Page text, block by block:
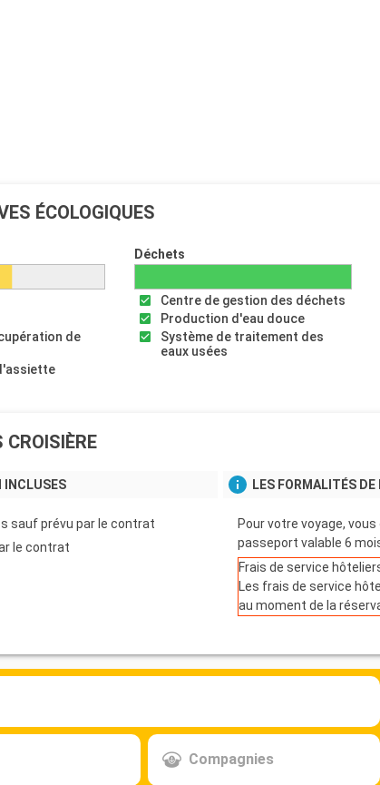
ÉCOLOGIQUES
de
Déchets
Centre de gestion des déchets
Production d'eau douce
Système de traitement des
eaux usées
CROISIÈRE
INCLUSES
sauf prévu par le contrat
le contrat
LES FORMALITÉS DE
Pour votre voyage,
passeport valable 6
Frais de service
Les frais de service
au moment de la
Compagnies